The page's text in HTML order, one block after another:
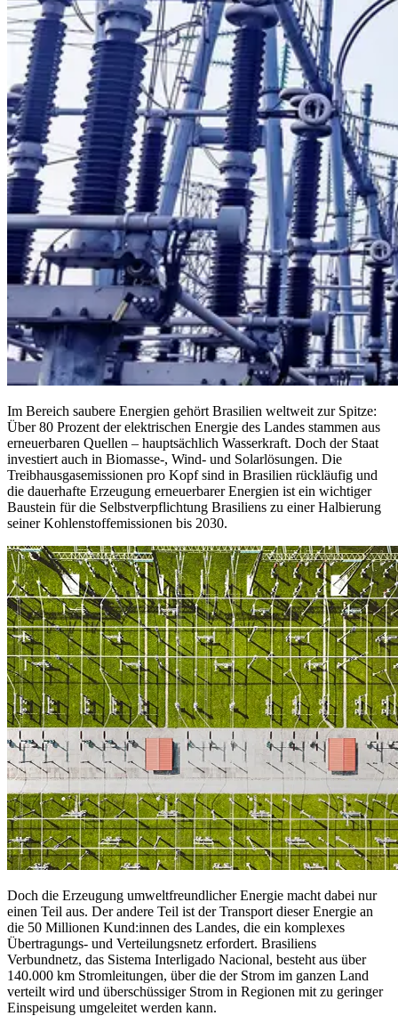
Im Bereich saubere Energien gehört Brasilien weltweit zur Spitze:
Über 80 Prozent der elektrischen Energie des Landes stammen aus
erneuerbaren Quellen – hauptsächlich Wasserkraft. Doch der Staat
investiert auch in Biomasse-, Wind- und Solarlösungen. Die
Treibhausgasemissionen pro Kopf sind in Brasilien rückläufig und
die dauerhafte Erzeugung erneuerbarer Energien ist ein wichtiger
Baustein für die Selbstverpflichtung Brasiliens zu einer Halbierung
seiner Kohlenstoffemissionen bis 2030.
Doch die Erzeugung umweltfreundlicher Energie macht dabei nur
einen Teil aus. Der andere Teil ist der Transport dieser Energie an
die 50 Millionen Kund:innen des Landes, die ein komplexes
Übertragungs- und Verteilungsnetz erfordert. Brasiliens
Verbundnetz, das Sistema Interligado Nacional, besteht aus über
140.000 km Stromleitungen, über die der Strom im ganzen Land
verteilt wird und überschüssiger Strom in Regionen mit zu geringer
Einspeisung umgeleitet werden kann.